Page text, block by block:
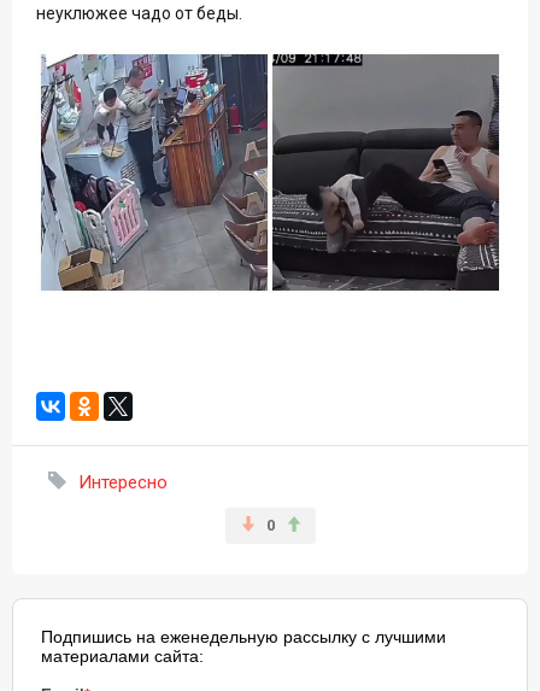
неуклюжее чадо от беды.
Интересно
0
Подпишись на еженедельную рассылку с лучшими
материалами сайта: